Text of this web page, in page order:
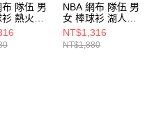
布 隊伍 男
熱火隊
NBA 網布 隊伍 男
女 棒球衫 湖人隊
3625147320
NT$1,316
NT$1,880